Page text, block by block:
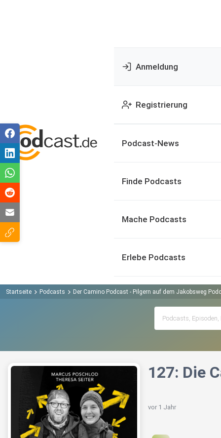
Anmeldung
Registrierung
Podcast-News
Finde Podcasts
Mache Podcasts
Erlebe Podcasts
Startseite Podcasts Der Camino Podcast - Pilgern auf dem Jakobsweg
127: Die
vor 1 Jahr